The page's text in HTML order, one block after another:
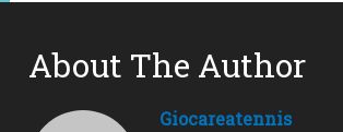
About The Author
Giocareatennis